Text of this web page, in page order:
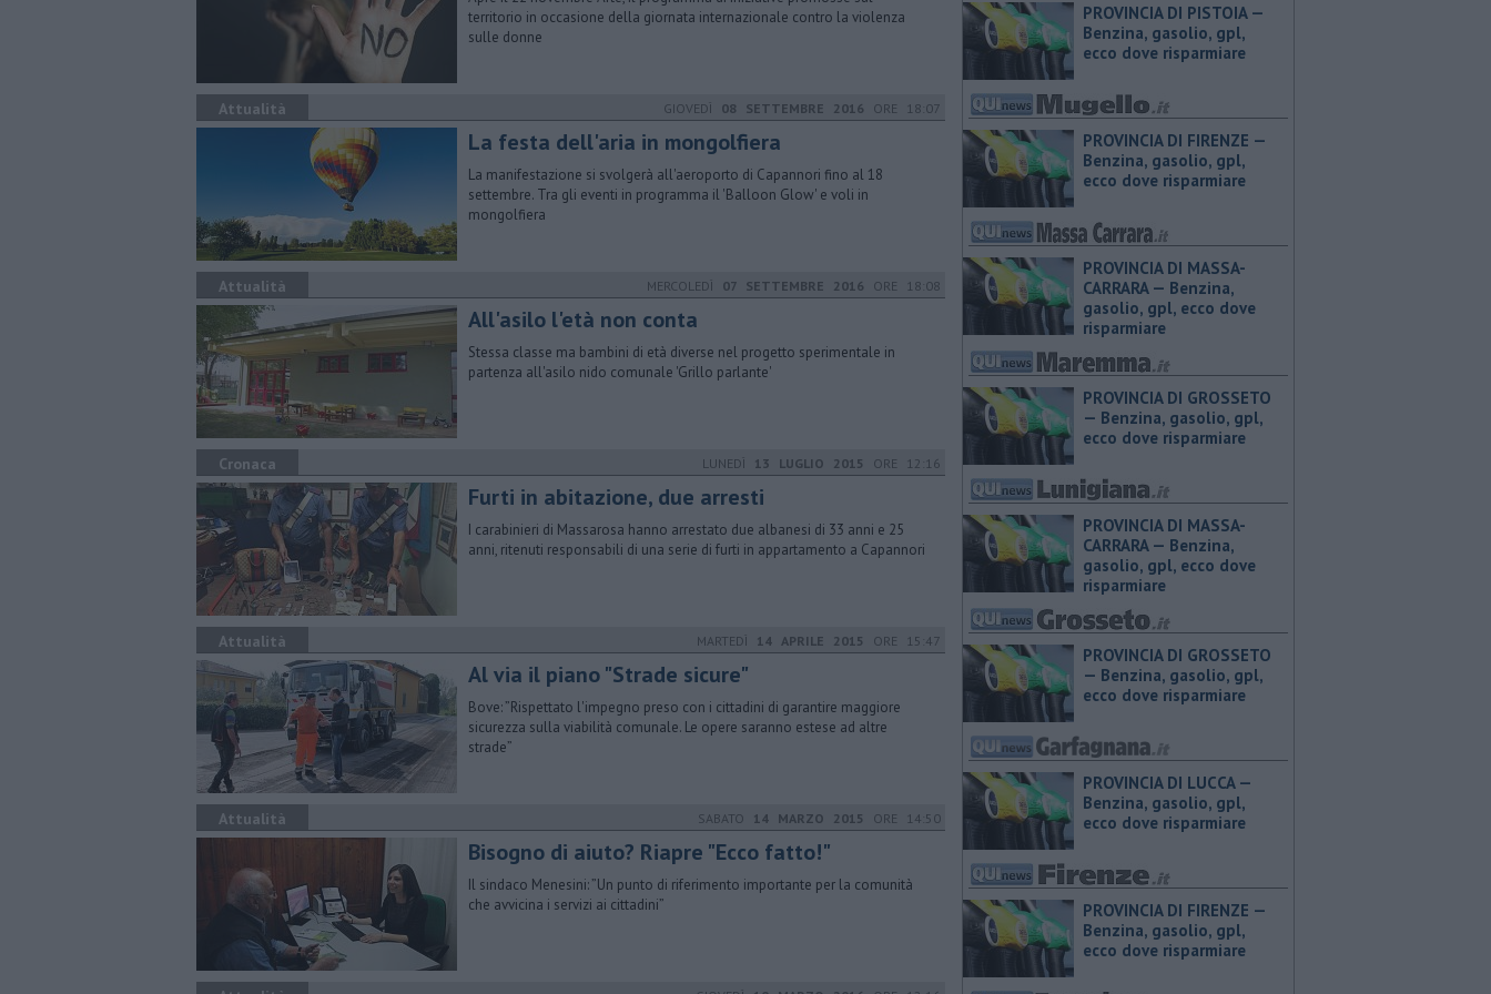
territorio in occasione della giornata internazionale contro la violenza
sulle donne
Attualità GIOVEDÌ 08 SETTEMBRE 2016 ORE 18:07
La festa dell'aria in mongolfiera
La manifestazione si svolgerà all'aeroporto di Capannori fino al 18
settembre. Tra gli eventi in programma il 'Balloon Glow' e voli in
mongolfiera
Attualità MERCOLEDÌ 07 SETTEMBRE 2016 ORE 18:08
All'asilo l'età non conta
Stessa classe ma bambini di età diverse nel progetto sperimentale in
partenza all'asilo nido comunale 'Grillo parlante'
Cronaca LUNEDÌ 13 LUGLIO 2015 ORE 12:16
Furti in abitazione, due arresti
I carabinieri di Massarosa hanno arrestato due albanesi di 33 anni e 25
anni, ritenuti responsabili di una serie di furti in appartamento a Capannori
Attualità MARTEDÌ 14 APRILE 2015 ORE 15:47
Al via il piano "Strade sicure"
Bove: ”Rispettato l'impegno preso con i cittadini di garantire maggiore
sicurezza sulla viabilità comunale. Le opere saranno estese ad altre
strade”
Attualità SABATO 14 MARZO 2015 ORE 14:50
Bisogno di aiuto? Riapre "Ecco fatto!"
Il sindaco Menesini: ”Un punto di riferimento importante per la comunità
che avvicina i servizi ai cittadini”
PROVINCIA DI PISTOIA — ​
Benzina, gasolio, gpl,
ecco dove risparmiare
PROVINCIA DI FIRENZE — ​
Benzina, gasolio, gpl,
ecco dove risparmiare
PROVINCIA DI MASSA-
CARRARA — ​Benzina,
gasolio, gpl, ecco dove
risparmiare
PROVINCIA DI GROSSETO
— ​Benzina, gasolio, gpl,
ecco dove risparmiare
PROVINCIA DI MASSA-
CARRARA — ​Benzina,
gasolio, gpl, ecco dove
risparmiare
PROVINCIA DI GROSSETO
— ​Benzina, gasolio, gpl,
ecco dove risparmiare
PROVINCIA DI LUCCA — ​
Benzina, gasolio, gpl,
ecco dove risparmiare
PROVINCIA DI FIRENZE — ​
Benzina, gasolio, gpl,
ecco dove risparmiare